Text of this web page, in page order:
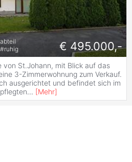
#ruhig € 495.000,-
von St.Johann, mit Blick auf das
3-Zimmerwohnung zum Verkauf.
ausgerichtet und befindet sich im
... [Mehr]